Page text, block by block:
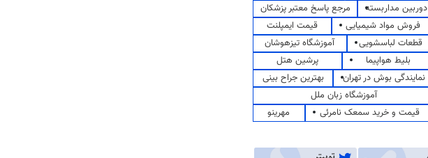
دوربین مداربسته
مرجع پاسخ معتبر پزشکان
فروش مواد شیمیایی
قیمت ایمپلنت
قطعات لباسشویی
آموزشگاه تیزهوشان
بلیط هواپیما
پرشین هتل
نمایندگی بوش در تهران
بهترین جراح بینی
آموزشگاه زبان ملل
قیمت و خرید سمعک نامرئی
مهرینو